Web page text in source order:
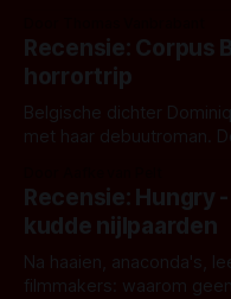
'Skeletons', een nieuwe
opnames zijn gestart in
Recensie: Corpus
horrortrip
Belgische dichter
met haar debuutroman.
achtergrond, belooft iets
iets ongrijpbaars. En dat
waar.
Recensie: Hungry
kudde nijlpaarden
Na haaien, anaconda's,
filmmakers: waarom